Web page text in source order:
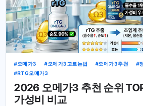
오메가3 오메가3고르는법 오메가3추천
RTG오메가3
2026 오메가3 추천 순위
가성비 비교